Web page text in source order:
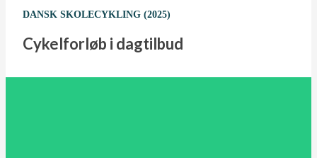
DANSK SKOLECYKLING (2025)
Cykelforløb i dagtilbud